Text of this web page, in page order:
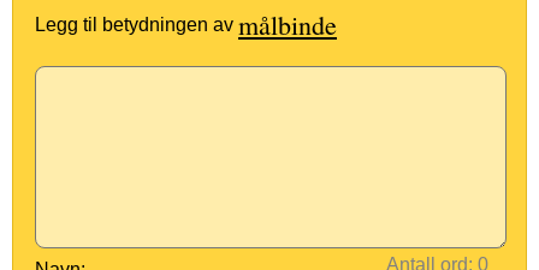
Legg til betydningen av målbinde
Antall ord: